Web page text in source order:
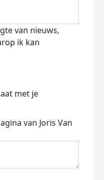
van nieuws,
ik kan
met je
van Joris Van